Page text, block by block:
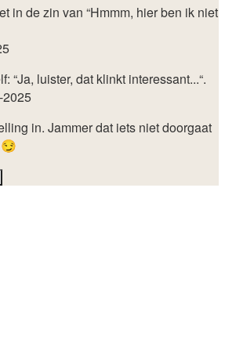
in de zin van “Hmmm, hier ben ik niet
“Ja, luister, dat klinkt interessant...“.
in. Jammer dat iets niet doorgaat